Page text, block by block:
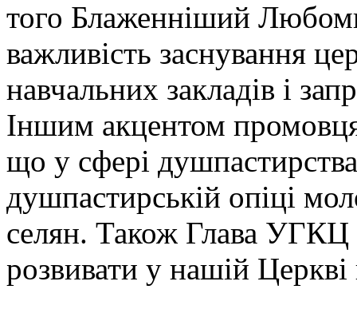
того Блаженніший
важливість заснування
навчальних закладів і
Іншим акцентом
що у сфері
душпастирській опіці
селян. Також Глава УГКЦ
розвивати у нашій Церкві